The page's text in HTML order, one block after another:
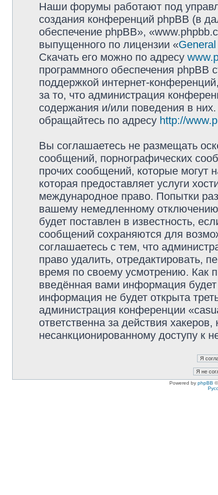
Наши форумы работают под
создания конференций phpBB (в
обеспечение phpBB»,
выпущенного по лицензии «
Скачать его можно по адресу
программного обеспечения phpBB
поддержкой интернет-
за то, что администрация
содержания и/или поведения в
обращайтесь по адресу http://
Вы соглашаетесь не размещать
сообщений, порнографических
прочих сообщений, которые могут
которая предоставляет услуги
международное право. Попытки
вашему немедленному
будет поставлен в известность,
сообщений сохраняются для
соглашаетесь с тем, что
право удалить, отредактировать,
время по своему усмотрению. Как
введённая вами информация
информация не будет открыта
администрация конференции
ответственна за действия
несанкционированному доступу к
Powered by phpBB